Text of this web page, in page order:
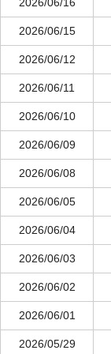
2026/06/15
2026/06/12
2026/06/11
2026/06/10
2026/06/09
2026/06/08
2026/06/05
2026/06/04
2026/06/03
2026/06/02
2026/06/01
2026/05/29